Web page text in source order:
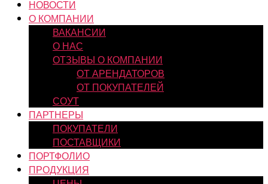
НОВОСТИ
О КОМПАНИИ
ВАКАНСИИ
О НАС
ОТЗЫВЫ О КОМПАНИИ
ОТ АРЕНДАТОРОВ
ОТ ПОКУПАТЕЛЕЙ
СОУТ
ПАРТНЕРЫ
ПОКУПАТЕЛИ
ПОСТАВЩИКИ
ПОРТФОЛИО
ПРОДУКЦИЯ